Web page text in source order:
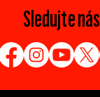
Sledujte nás